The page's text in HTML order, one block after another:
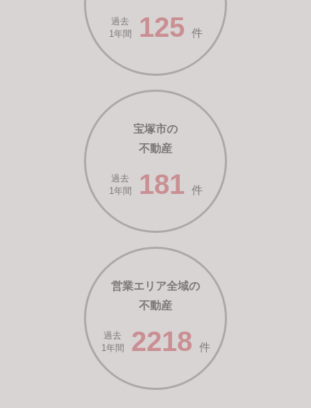
過去
1年間
125 件
宝塚市の
不動産
過去
1年間
181 件
営業エリア全域の
不動産
過去
1年間
2218 件